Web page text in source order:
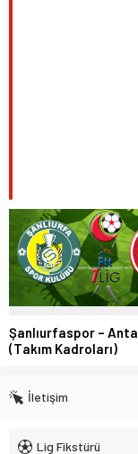
Şanlıurfaspor –
(Takım Kadroları)
İletişim
Lig Fikstürü